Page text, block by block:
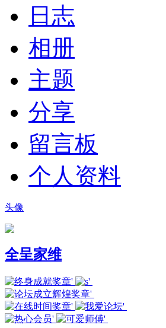
日志
相册
主题
分享
留言板
个人资料
头像
全呈家维